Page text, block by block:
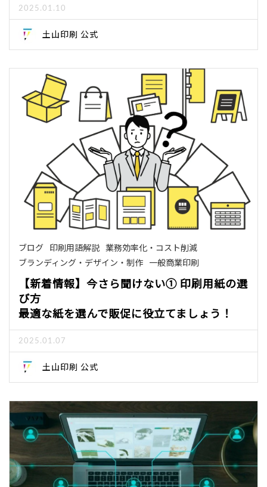
2025.01.10
土山印刷 公式
ブログ 印刷用語解説 業務効率化・コスト削減
ブランディング・デザイン・制作 一般商業印刷
【新着情報】今さら聞けない① 印刷用紙の選
び方
最適な紙を選んで販促に役立てましょう！
2025.01.07
土山印刷 公式